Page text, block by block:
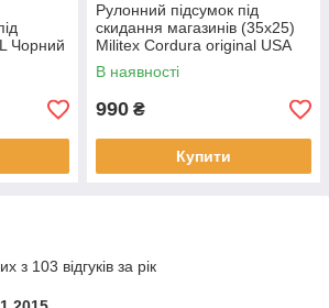
Чорний
Рулонний підсумок під
скидання магазинів (35х25)
Militex Cordura original USA
Мультикам
В наявності
990 ₴
Купити
з 103 відгуків за рік